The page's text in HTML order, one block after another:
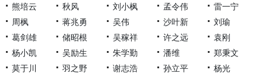
熊培云
秋风 刘小枫 孟令伟
雷一宁
周枫
蒋兆勇 吴伟 沙叶新
刘瑜
葛剑雄
储昭根 吴稼祥 许之远
袁刚
杨小凯
吴励生 朱学勤 潘维
郑秉文
莫于川
羽之野 谢志浩 孙立平 杨光